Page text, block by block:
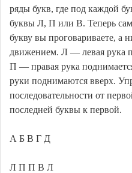
ряды букв, где под каждой
буквы Л, П или В. Теперь
букву вы проговариваете, а
движением. Л — левая рука
П — правая рука
руки поднимаются вверх.
последовательности от
последней буквы к первой.
А Б В Г Д
Л П П В Л